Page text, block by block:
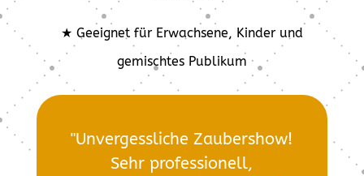
★ Geeignet für Erwachsene, Kinder und
gemischtes Publikum
"Unvergessliche Zaubershow!
Sehr professionell,